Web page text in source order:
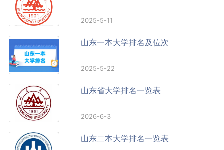
2025-5-11
山东一本大学排名及位次
2025-5-22
山东省大学排名一览表
2026-6-3
山东二本大学排名一览表